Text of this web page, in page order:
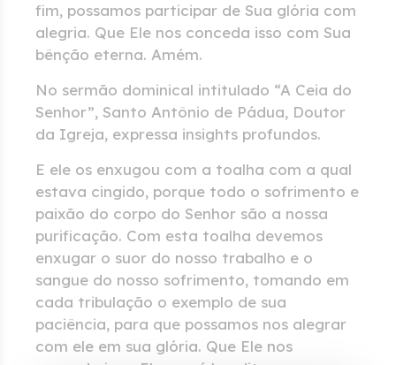
fim, possamos participar de Sua glória com
alegria. Que Ele nos conceda isso com Sua
bênção eterna. Amém.
No sermão dominical intitulado “A Ceia do
Senhor”, Santo Antônio de Pádua, Doutor
da Igreja, expressa insights profundos.
E ele os enxugou com a toalha com a qual
estava cingido, porque todo o sofrimento e
paixão do corpo do Senhor são a nossa
purificação. Com esta toalha devemos
enxugar o suor do nosso trabalho e o
sangue do nosso sofrimento, tomando em
cada tribulação o exemplo de sua
paciência, para que possamos nos alegrar
com ele em sua glória. Que Ele nos